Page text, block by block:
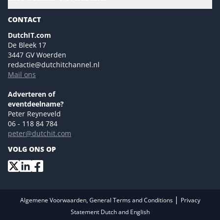
Magazines
Marketingmogelijkheden 2026
Eventmogelijkheden 2026
Advertising opportunities 2026 ENG
Event opportunities 2026 ENG
NL Digital
Versturen
CONTACT
DutchIT.com
De Bleek 17
3447 GV Woerden
redactie@dutchitchannel.nl
Mail ons
Adverteren of
eventdeelname?
Peter Reyneveld
06 - 118 84 784
peter@dutchit.com
VOLG ONS OP
Algemene Voorwaarden, General Terms and Conditions | Privacy
Statement Dutch and English